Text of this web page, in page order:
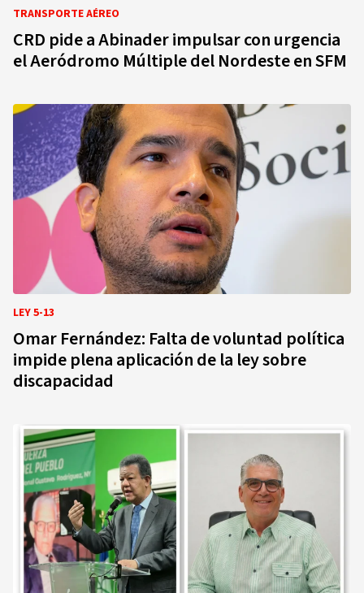
TRANSPORTE AÉREO
CRD pide a Abinader impulsar con urgencia
el Aeródromo Múltiple del Nordeste en SFM
LEY 5-13
Omar Fernández: Falta de voluntad política
impide plena aplicación de la ley sobre
discapacidad